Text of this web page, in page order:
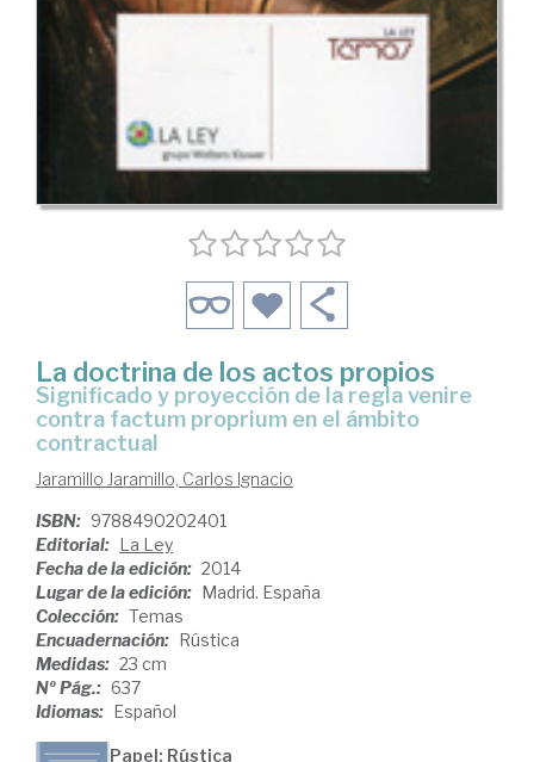
La doctrina de los actos propios
significado y proyección de la regla venire
contra factum proprium en el ámbito
contractual
Jaramillo Jaramillo, Carlos Ignacio
ISBN: 9788490202401
Editorial: La Ley
Fecha de la edición: 2014
Lugar de la edición: Madrid. España
Colección: Temas
Encuadernación: Rústica
Medidas: 23 cm
Nº Pág.: 637
Idiomas: Español
Papel: Rústica